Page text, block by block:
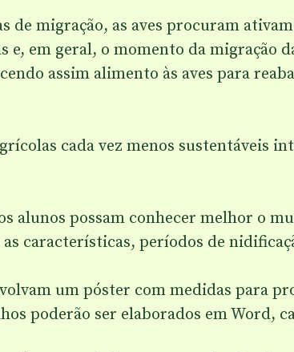
de migração, as aves procuram
e, em geral, o momento da
assim alimento às aves para
cada vez menos sustentáveis
alunos possam conhecer melhor o
características, períodos de
um póster com medidas para
poderão ser elaborados em